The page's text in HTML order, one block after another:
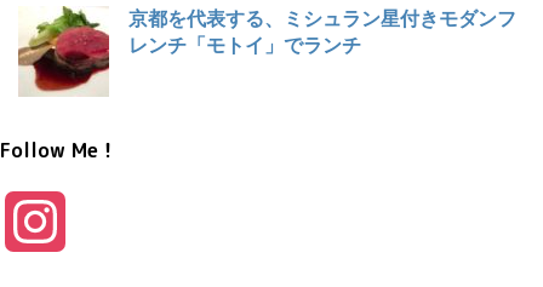
京都を代表する、ミシュラン星付きモダンフ
レンチ「モトイ」でランチ
Follow Me！